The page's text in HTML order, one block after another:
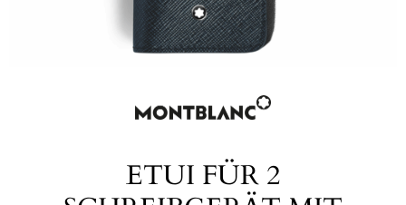
ETUI FÜR 2